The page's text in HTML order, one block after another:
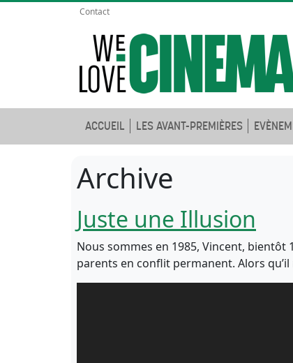
Contact
ACCUEIL LES AVANT-PREMIÈRES
Archive
Juste une Illusion
Nous sommes en 1985, Vincent,
parents en conflit permanent. Alors qu’il